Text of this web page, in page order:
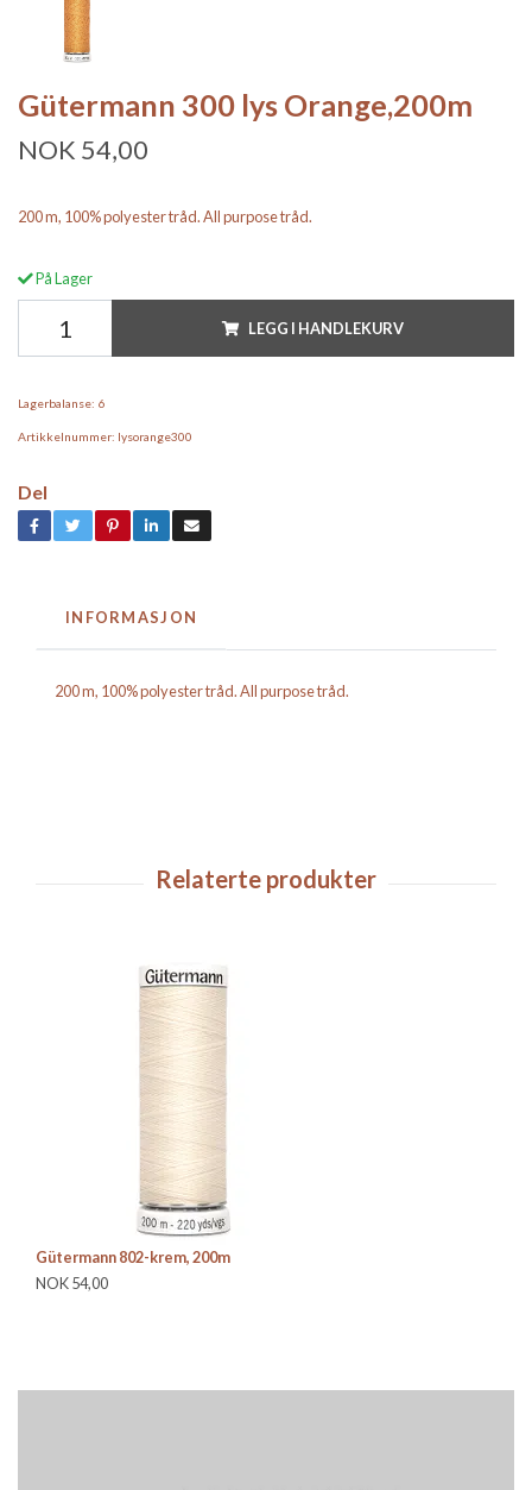
Gütermann 300 lys Orange,200m
NOK 54,00
200 m, 100% polyester tråd. All purpose tråd.
På Lager
LEGG I HANDLEKURV
Lagerbalanse: 6
Artikkelnummer: lysorange300
Del
INFORMASJON
200 m, 100% polyester tråd. All purpose tråd.
Gütermann 802-krem, 200m
NOK 54,00